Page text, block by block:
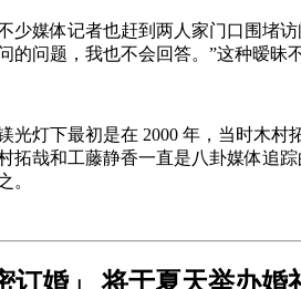
少媒体记者也赶到两人家门口围堵
的问题，我也不会回答。”这种暧昧
光灯下最初是在 2000 年，当时木
拓哉和工藤静香一直是八卦媒体追
。
订婚」 将于夏天举办婚